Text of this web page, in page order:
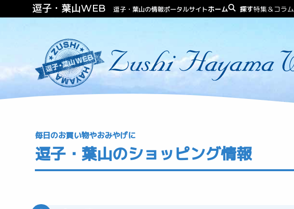
逗子・葉山WEB 逗子・葉山の情報ポータルサイトホーム 探す特集＆コラム
毎日のお買い物やおみやげに
逗子・葉山のショッピング情報
ファッションビューティー不動産（住む・泊まる）